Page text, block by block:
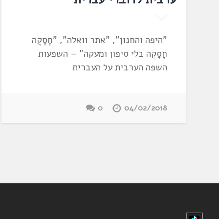
"היפה והחנון", "אתר וואלה", "חָסָקֶה
חָסָקֶה בלי סיפון ומעקה" – השפעות
השפה הערבית על העברית
04/02/2018
0